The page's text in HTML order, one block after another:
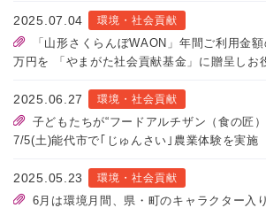
2025.07.04 環境・社会貢献
「山形さくらんぼWAON」年間ご利用金
万円を 「やまがた社会貢献基金」に贈呈しお
2025.06.27 環境・社会貢献
子どもたちが“フードアルチザン（食の匠
7/5(土)能代市で｢じゅんさい｣農業体験を実施
2025.05.23 環境・社会貢献
6月は環境月間、県・町のキャラクター入